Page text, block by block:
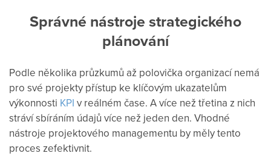
Správné nástroje strategického
plánování
Podle několika průzkumů až polovička organizací nemá
pro své projekty přístup ke klíčovým ukazatelům
výkonnosti KPI v reálném čase. A více než třetina z nich
stráví sbíráním údajů více než jeden den. Vhodné
nástroje projektového managementu by měly tento
proces zefektivnit.